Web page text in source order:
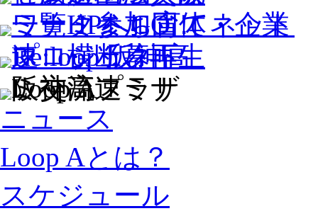
ニュース
Loop Aとは？
スケジュール